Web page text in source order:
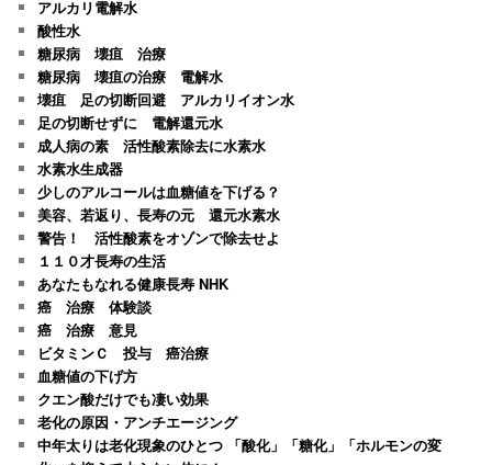
アルカリ電解水
酸性水
糖尿病 壊疽 治療
糖尿病 壊疽の治療 電解水
壊疽 足の切断回避 アルカリイオン水
足の切断せずに 電解還元水
成人病の素 活性酸素除去に水素水
水素水生成器
少しのアルコールは血糖値を下げる？
美容、若返り、長寿の元 還元水素水
警告！ 活性酸素をオゾンで除去せよ
１１０才長寿の生活
あなたもなれる健康長寿 NHK
癌 治療 体験談
癌 治療 意見
ビタミンＣ 投与 癌治療
血糖値の下げ方
クエン酸だけでも凄い効果
老化の原因・アンチエージング
中年太りは老化現象のひとつ 「酸化」「糖化」「ホルモンの変